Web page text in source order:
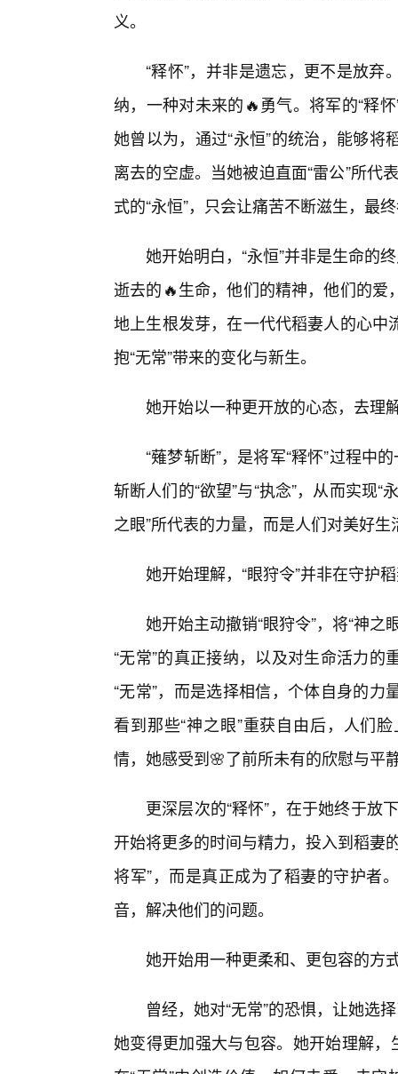
义。
“释怀”，并非是遗忘，更不是放
纳，一种对未来的🔥勇气。将军的“释
她曾以为，通过“永恒”的统治，能够
离去的空虚。当她被迫直面“雷公”所代
式的“永恒”，只会让痛苦不断滋生，最
她开始明白，“永恒”并非是生命的
逝去的🔥生命，他们的精神，他们的
地上生根发芽，在一代代稻妻人的心
抱“无常”带来的变化与新生。
她开始以一种更开放的心态，去理
“薙梦斩断”，是将军“释怀”过程中
斩断人们的“欲望”与“执念”，从而实现“
之眼”所代表的力量，而是人们对美好
她开始理解，“眼狩令”并非在守护
她开始主动撤销“眼狩令”，将“神
“无常”的真正接纳，以及对生命活力
“无常”，而是选择相信，个体自身的
看到那些“神之眼”重获自由后，人们
情，她感受到🌸了前所未有的欣慰与平
更深层次的“释怀”，在于她终于放
开始将更多的时间与精力，投入到稻妻
将军”，而是真正成为了稻妻的守护者
音，解决他们的问题。
她开始用一种更柔和、更包容的方
曾经，她对“无常”的恐惧，让她选
她变得更加强大与包容。她开始理解